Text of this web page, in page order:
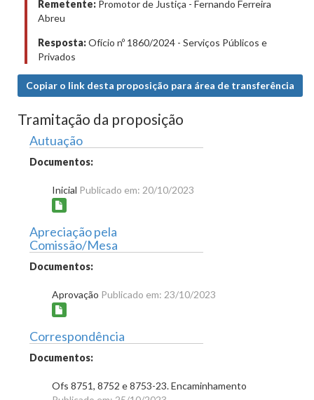
Remetente: Promotor de Justiça - Fernando Ferreira
Abreu
Resposta:Ofício nº 1860/2024 - Serviços Públicos e
Privados
Copiar o link desta proposição para área de transferência
Tramitação da proposição
Autuação
Documentos:
Inicial Publicado em: 20/10/2023
Apreciação pela
Comissão/Mesa
Documentos:
Aprovação Publicado em: 23/10/2023
Correspondência
Documentos:
Ofs 8751, 8752 e 8753-23. Encaminhamento